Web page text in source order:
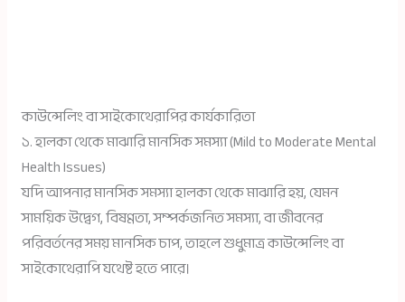
কাউন্সেলিং বা সাইকোথেরাপির কার্যকারিতা
১. হালকা থেকে মাঝারি মানসিক সমস্যা (Mild to Moderate Mental
Health Issues)
যদি আপনার মানসিক সমস্যা হালকা থেকে মাঝারি হয়, যেমন
সাময়িক উদ্বেগ, বিষণ্ণতা, সম্পর্কজনিত সমস্যা, বা জীবনের
পরিবর্তনের সময় মানসিক চাপ, তাহলে শুধুমাত্র কাউন্সেলিং বা
সাইকোথেরাপি যথেষ্ট হতে পারে।